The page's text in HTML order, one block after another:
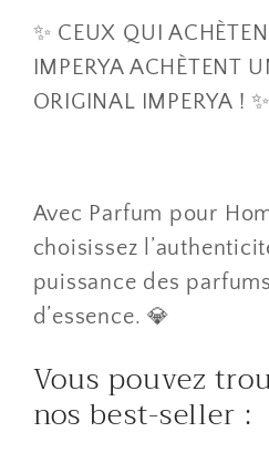
✨ CEUX QUI
IMPERYA ACHÈTENT
ORIGINAL IMPERYA ! ✨
Avec Parfum pour
choisissez
puissance des
d’essence. 💎
Vous pouvez
nos best-seller :